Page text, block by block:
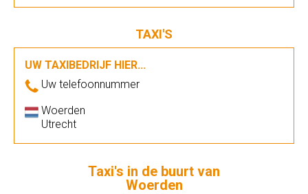
TAXI'S
UW TAXIBEDRIJF HIER...
Uw telefoonnummer
Woerden
Utrecht
Taxi's in de buurt van
Woerden